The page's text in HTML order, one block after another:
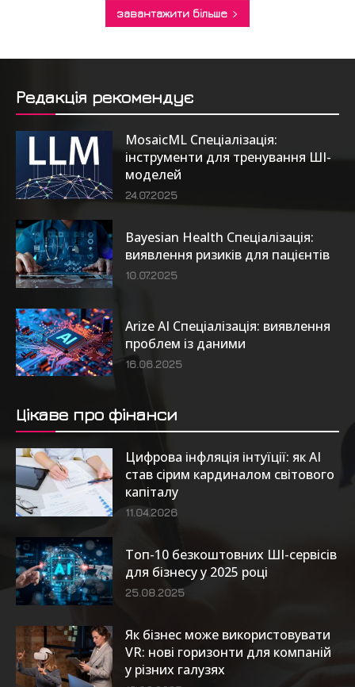
завантажити більше
Редакція рекомендує
MosaicML Спеціалізація:
інструменти для тренування ШІ-
моделей
24.07.2025
Bayesian Health Спеціалізація:
виявлення ризиків для пацієнтів
10.07.2025
Arize AI Спеціалізація: виявлення
проблем із даними
16.06.2025
Цікаве про фінанси
Цифрова інфляція інтуїції: як AI
став сірим кардиналом світового
капіталу
11.04.2026
Топ-10 безкоштовних ШІ-сервісів
для бізнесу у 2025 році
25.08.2025
Як бізнес може використовувати
VR: нові горизонти для компаній
у різних галузях